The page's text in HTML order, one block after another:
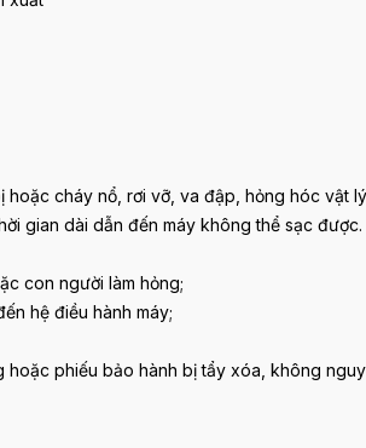
cháy nổ, rơi vỡ, va đập, hỏng hóc vật
gian dài dẫn đến máy không thể sạc
con người làm hỏng;
hệ điều hành máy;
phiếu bảo hành bị tẩy xóa, không